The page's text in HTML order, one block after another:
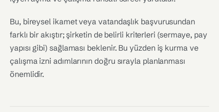
Bu, bireysel ikamet veya vatandaşlık başvurusundan
farklı bir akıştır; şirketin de belirli kriterleri (sermaye, pay
yapısı gibi) sağlaması beklenir. Bu yüzden iş kurma ve
çalışma izni adımlarının doğru sırayla planlanması
önemlidir.